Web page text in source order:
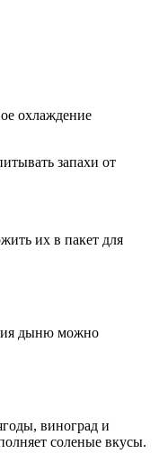
охлаждение
запахи от
их в пакет для
дыню можно
виноград и
соленые вкусы.